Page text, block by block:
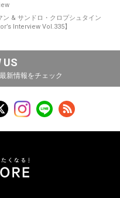
ン & サンドロ・クロプシュタイン
Interview Vol.335】
US
新情報をチェック